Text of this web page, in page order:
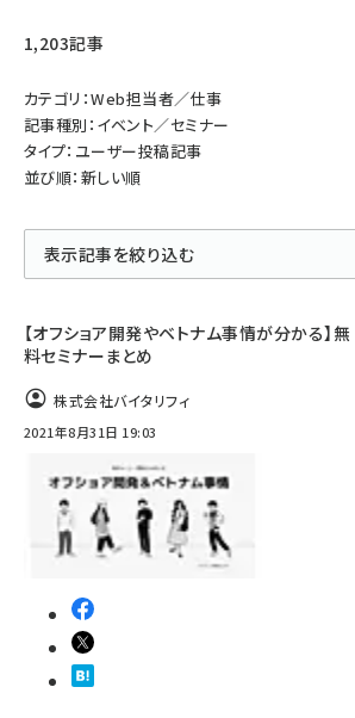
1,203記事
カテゴリ：Web担当者／仕事
記事種別：イベント／セミナー
タイプ：ユーザー投稿記事
並び順：新しい順
表示記事を絞り込む
【オフショア開発やベトナム事情が分かる】無
料セミナーまとめ
株式会社バイタリフィ
2021年8月31日 19:03